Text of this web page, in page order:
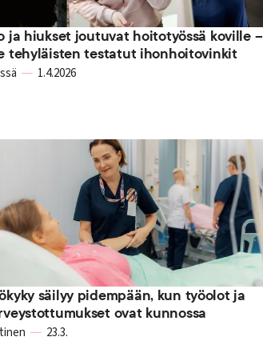
ja hiukset joutuvat hoitotyössä koville –
tehyläisten testatut ihonhoitovinkit
1.4.2026
säilyy pidempään, kun työolot ja
ovat kunnossa
23.3.